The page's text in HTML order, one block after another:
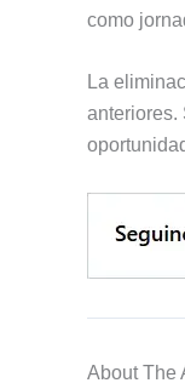
como
La
anteriores.
About The